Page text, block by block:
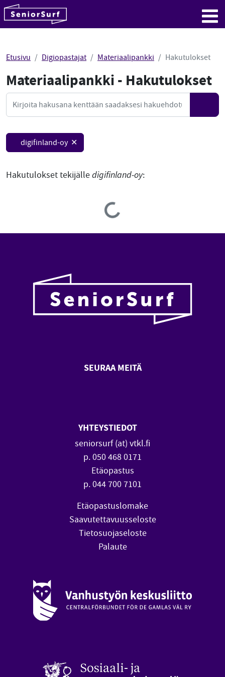
Hyppää sisältöön
Etusivu Digiopastajat Materiaalipankki Hakutulokset
Materiaalipankki - Hakutulokset
Haku
Hae
digifinland-oy ✕
Hakutulokset tekijälledigifinland-oy:
Loading...
SEURAA MEITÄ
YHTEYSTIEDOT
seniorsurf (at) vtkl.fi
p. 050 468 0171
Etäopastus
p. 044 700 7101
Etäopastuslomake
Saavutettavuusseloste
Tietosuojaseloste
Palaute